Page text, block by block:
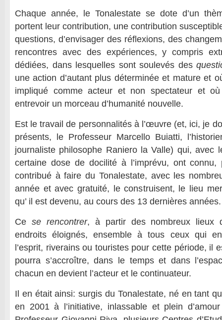
Chaque année, le Tonalestate se dote d’un
portent leur contribution, une contribution
questions, d’envisager des réflexions, des
rencontres avec des expériences, y compris
dédiées, dans lesquelles sont soulevés des
une action d’autant plus déterminée et mature et
impliqué comme acteur et non spectateur et
entrevoir un morceau d’humanité nouvelle.
Est le travail de personnalités à l’œuvre (et, ici, je
présents, le Professeur Marcello Buiatti,
journaliste philosophe Raniero la Valle) qui, avec
certaine dose de docilité à l’imprévu, ont
contribué à faire du Tonalestate, avec les
année et avec gratuité, le construisent, le lieu
qu’ il est devenu, au cours des 13 dernières années.
Ce se rencontrer, à partir des nombreux lieux
endroits éloignés, ensemble à tous ceux qui
l’esprit, riverains ou touristes pour cette période, il
pourra s’accroître, dans le temps et dans
chacun en devient l’acteur et le continuateur.
Il en était ainsi: surgis du Tonalestate, né en tant
en 2001 à l’initiative, inlassable et plein